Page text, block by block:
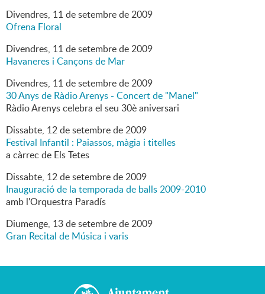
Divendres, 11desetembrede2009
Ofrena Floral
Divendres, 11desetembrede2009
Havaneres i Cançons de Mar
Divendres, 11desetembrede2009
30 Anys de Ràdio Arenys - Concert de "Manel"
Ràdio Arenys celebra el seu 30è aniversari
Dissabte, 12desetembrede2009
Festival Infantil : Paiassos, màgia i titelles
a càrrec de Els Tetes
Dissabte, 12desetembrede2009
Inauguració de la temporada de balls 2009-2010
amb l'Orquestra Paradís
Diumenge, 13desetembrede2009
Gran Recital de Música i varis